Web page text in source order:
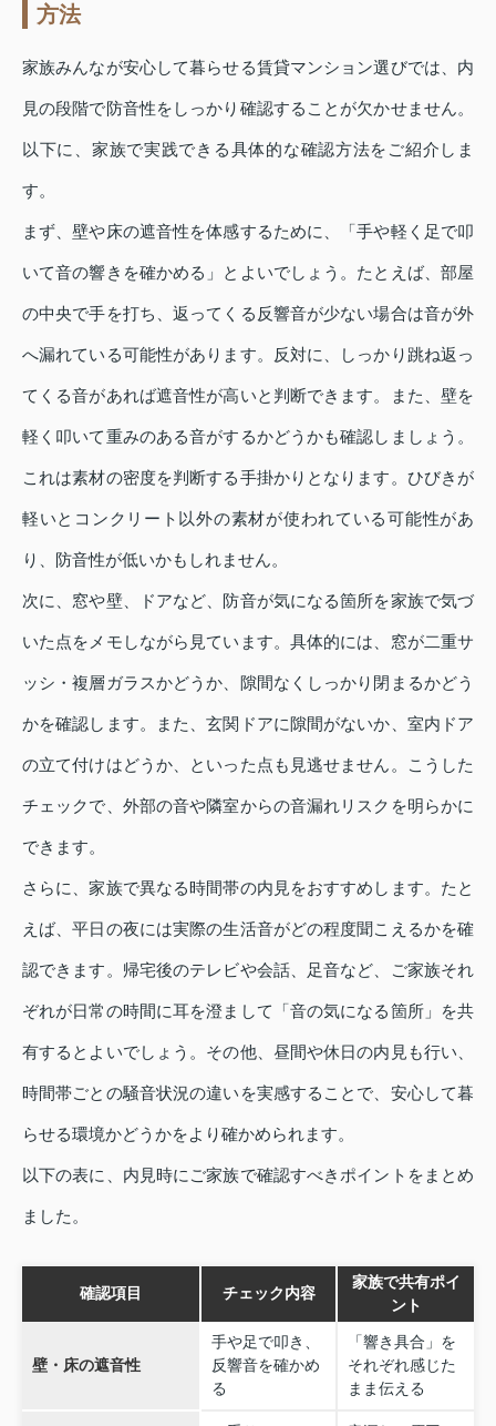
方法
家族みんなが安心して暮らせる賃貸マンション選びでは、内
見の段階で防音性をしっかり確認することが欠かせません。
以下に、家族で実践できる具体的な確認方法をご紹介しま
す。
まず、壁や床の遮音性を体感するために、「手や軽く足で叩
いて音の響きを確かめる」とよいでしょう。たとえば、部屋
の中央で手を打ち、返ってくる反響音が少ない場合は音が外
へ漏れている可能性があります。反対に、しっかり跳ね返っ
てくる音があれば遮音性が高いと判断できます。また、壁を
軽く叩いて重みのある音がするかどうかも確認しましょう。
これは素材の密度を判断する手掛かりとなります。ひびきが
軽いとコンクリート以外の素材が使われている可能性があ
り、防音性が低いかもしれません。
次に、窓や壁、ドアなど、防音が気になる箇所を家族で気づ
いた点をメモしながら見ています。具体的には、窓が二重サ
ッシ・複層ガラスかどうか、隙間なくしっかり閉まるかどう
かを確認します。また、玄関ドアに隙間がないか、室内ドア
の立て付けはどうか、といった点も見逃せません。こうした
チェックで、外部の音や隣室からの音漏れリスクを明らかに
できます。
さらに、家族で異なる時間帯の内見をおすすめします。たと
えば、平日の夜には実際の生活音がどの程度聞こえるかを確
認できます。帰宅後のテレビや会話、足音など、ご家族それ
ぞれが日常の時間に耳を澄まして「音の気になる箇所」を共
有するとよいでしょう。その他、昼間や休日の内見も行い、
時間帯ごとの騒音状況の違いを実感することで、安心して暮
らせる環境かどうかをより確かめられます。
以下の表に、内見時にご家族で確認すべきポイントをまとめ
ました。
確認項目 チェック内容
家族で共有ポイ
ント
壁・床の遮音性
手や足で叩き、
反響音を確かめ
る
「響き具合」を
それぞれ感じた
まま伝える